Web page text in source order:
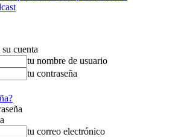
cuenta
tu nombre de usuario
tu contraseña
tu correo electrónico